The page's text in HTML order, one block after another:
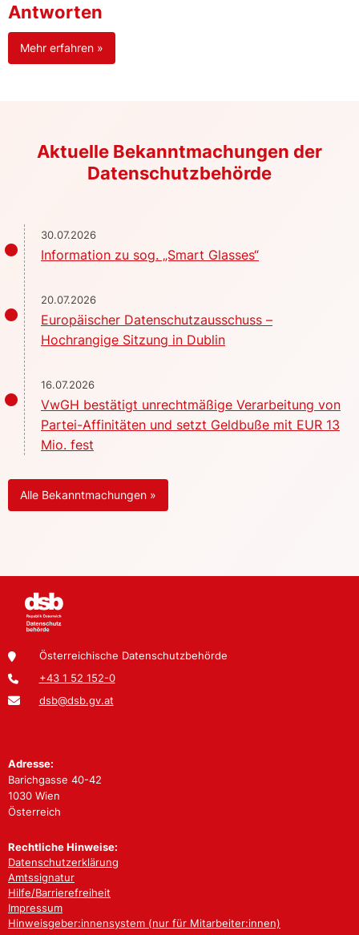
Antworten
Mehr erfahren »
Aktuelle Bekanntmachungen der
Datenschutzbehörde
30.07.2026
Information zu sog. „Smart Glasses“
20.07.2026
Europäischer Datenschutzausschuss –
Hochrangige Sitzung in Dublin
16.07.2026
VwGH bestätigt unrechtmäßige Verarbeitung von
Partei-Affinitäten und setzt Geldbuße mit EUR 13
Mio. fest
Alle Bekanntmachungen »
Österreichische Datenschutzbehörde
+43 1 52 152-0
dsb@dsb.gv.at
Adresse:
Barichgasse 40-42
1030 Wien
Österreich
Rechtliche Hinweise:
Datenschutzerklärung
Amtssignatur
Hilfe/Barrierefreiheit
Impressum
Hinweisgeber:innensystem (nur für Mitarbeiter:innen)